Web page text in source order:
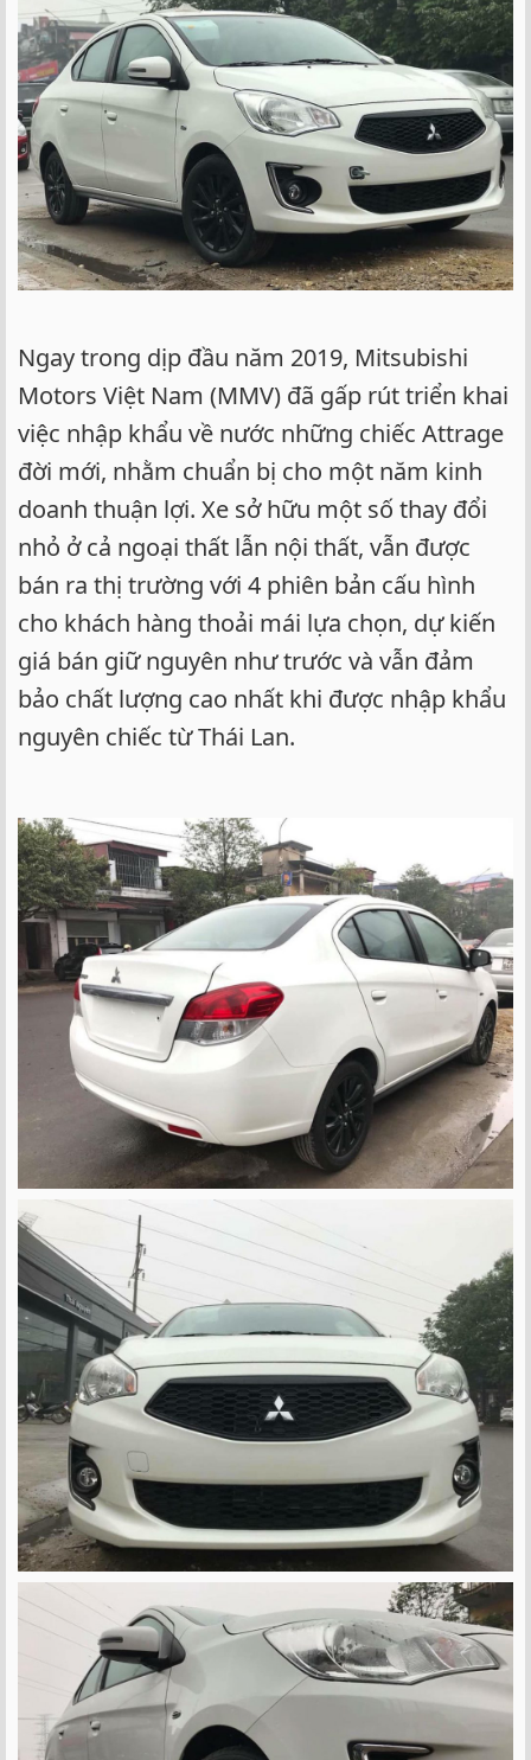
Ngay trong dịp đầu năm 2019, Mitsubishi
Motors Việt Nam (MMV) đã gấp rút triển khai
việc nhập khẩu về nước những chiếc Attrage
đời mới, nhằm chuẩn bị cho một năm kinh
doanh thuận lợi. Xe sở hữu một số thay đổi
nhỏ ở cả ngoại thất lẫn nội thất, vẫn được
bán ra thị trường với 4 phiên bản cấu hình
cho khách hàng thoải mái lựa chọn, dự kiến
giá bán giữ nguyên như trước và vẫn đảm
bảo chất lượng cao nhất khi được nhập khẩu
nguyên chiếc từ Thái Lan.